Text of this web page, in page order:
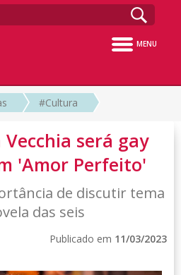
MENU
#Cultura
será gay
'Amor Perfeito'
de discutir tema
das seis
Publicado em 11/03/2023